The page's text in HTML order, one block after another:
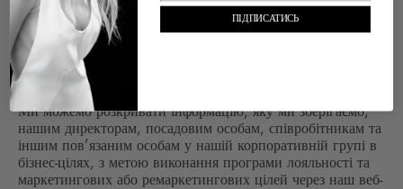
ЧИ ДІЛИМОСЯ ОСОБИСТОЮ ІНФОРМАЦІЄЮ З
ТРЕТІМИ СТОРОНАМИ?
Ми можемо розкривати інформацію, яку ми зберігаємо,
нашим директорам, посадовим особам, співробітникам та
іншим пов’язаним особам у нашій корпоративній групі в
бізнес-цілях, з метою виконання програми лояльності та
маркетингових або ремаркетингових цілей через наш веб-
ПІДПИСАТИСЬ